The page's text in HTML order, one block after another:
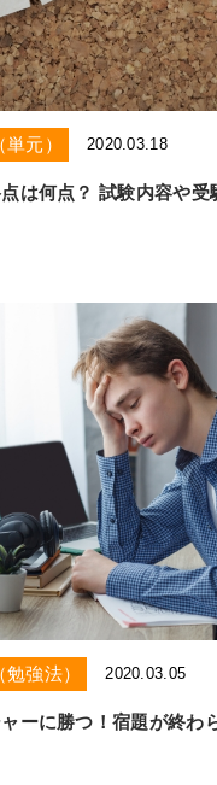
元） 2020.03.18
点は何点？ 試験内容や
強法） 2020.03.05
ーに勝つ！宿題が終わ